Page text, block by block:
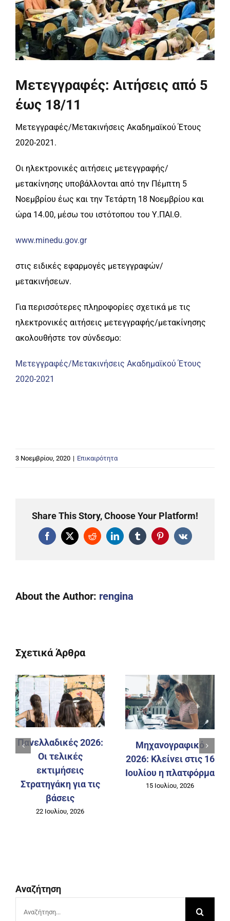
Μετεγγραφές: Αιτήσεις από 5
έως 18/11
Μετεγγραφές/Μετακινήσεις Ακαδημαϊκού Έτους
2020-2021.
Οι ηλεκτρονικές αιτήσεις μετεγγραφής/
μετακίνησης υποβάλλονται από την Πέμπτη 5
Νοεμβρίου έως και την Τετάρτη 18 Νοεμβρίου και
ώρα 14.00, μέσω του ιστότοπου του Υ.ΠΑΙ.Θ.
www.minedu.gov.gr
στις ειδικές εφαρμογές μετεγγραφών/
μετακινήσεων.
Για περισσότερες πληροφορίες σχετικά με τις
ηλεκτρονικές αιτήσεις μετεγγραφής/μετακίνησης
ακολουθήστε τον σύνδεσμο:
Μετεγγραφές/Μετακινήσεις Ακαδημαϊκού Έτους
2020-2021
3 Νοεμβρίου, 2020 | Επικαιρότητα
Share This Story, Choose Your Platform!
Facebook
X RedditLinkedInTumblrPinterestVk
About the Author: rengina
Σχετικά Άρθρα
Πανελλαδικές 2026:
Οι τελικές
εκτιμήσεις
Στρατηγάκη για τις
βάσεις
22 Ιουλίου, 2026
Μηχανογραφικό
2026: Κλείνει στις 16
Ιουλίου η πλατφόρμα
15 Ιουλίου, 2026
Αναζήτηση